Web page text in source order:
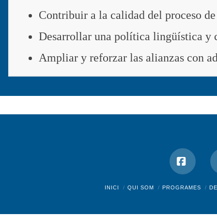
Contribuir a la calidad del proceso
Desarrollar una política lingüística y
Ampliar y reforzar las alianzas con
INICI QUI SOM PROGRAMES